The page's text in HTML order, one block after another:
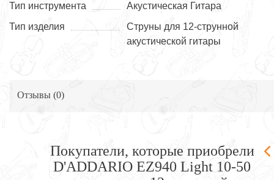
Тип инструмента
Акустическая Гитара
Тип изделия
Струны для 12-струнной
акустической гитары
Отзывы (0)
Покупатели, которые приобрели
D'ADDARIO EZ940 Light 10-50